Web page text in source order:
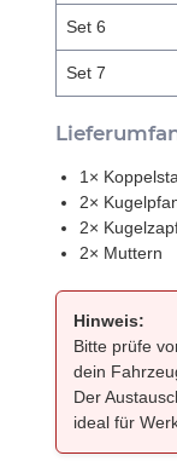
Set 6
Set 7
1×
2×
2×
2× Muttern
Hinweis:
Bitte prüfe
dein
Der
ideal für